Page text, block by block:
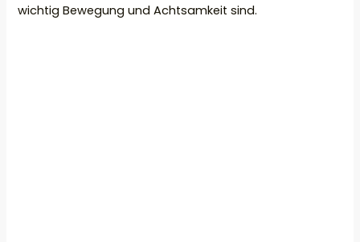
wichtig Bewegung und Achtsamkeit sind.